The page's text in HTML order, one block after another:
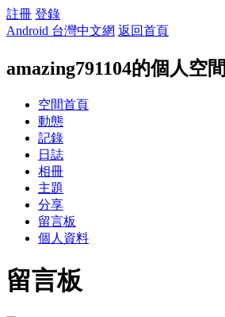
註冊 登錄
Android 台灣中文網 返回首頁
amazing791104的個人空間
空間首頁
動態
記錄
日誌
相冊
主題
分享
留言板
個人資料
留言板